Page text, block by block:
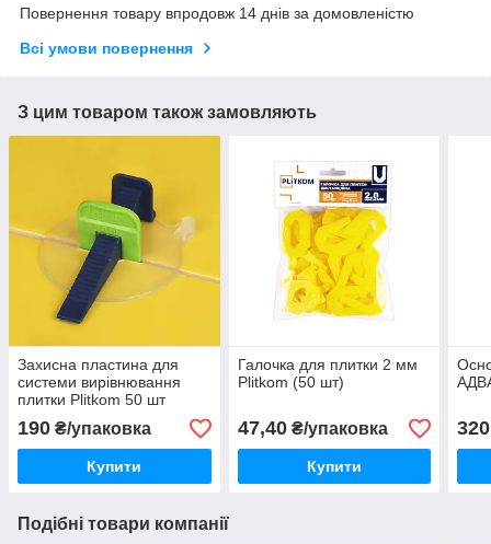
Повернення товару впродовж 14 днів за домовленістю
Всі умови повернення
З цим товаром також замовляють
Захисна пластина для
системи вирівнювання
плитки Plitkom 50 шт
190 ₴/упаковка
Купити
Галочка для плитки 2 мм
Plitkom (50 шт)
47,40₴/упаковка
Купити
320
Подібні товари компанії